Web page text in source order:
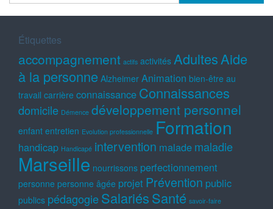
Étiquettes
accompagnement actifs activités AdultesAide
à la personne Alzheimer Animation bien-être au
travail carrière connaissance Connaissances
domicile Démence développement personnel
enfant entretien Evolution professionnelle Formation
handicap Handicapé intervention malade maladie
Marseille nourrissons perfectionnement
personne personne âgée projet Prévention public
publics pédagogieSalariésSanté savoir-faire